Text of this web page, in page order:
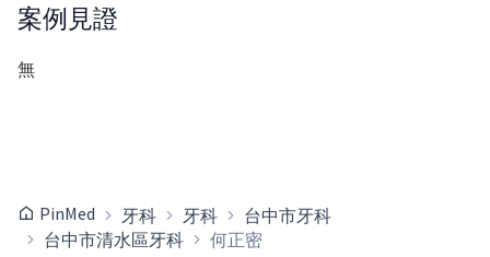
案例見證
無
PinMed 牙科 牙科
台中市牙科
台中市清水區牙科
何正密